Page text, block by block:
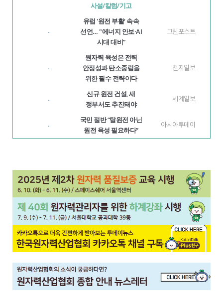
사설/칼럼/기고
·
유럽 '원전 부활' 속속
선언… "에너지 안보·AI
시대 대비”
그린포스트
·
원자력 육성은 전력
안정성과 탄소중립을
위한 필수 전략이다
천지일보
·
신규 원전 건설, 새
정부서도 추진돼야
세계일보
·
국민 절반 “탈원전 아닌
원전 육성 필요하다”
아시아투데이